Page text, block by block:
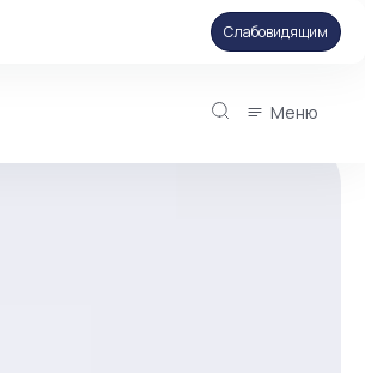
Слабовидящим
Меню